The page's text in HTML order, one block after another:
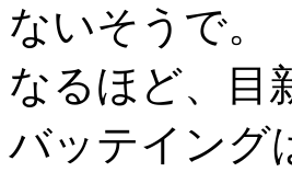
ないそうで。
なるほど、目
バッテイング